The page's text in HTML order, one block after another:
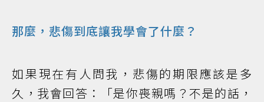
那麼，悲傷到底讓我學會了什麼？
如果現在有人問我，悲傷的期限應該是多
久，我會回答：「是你喪親嗎？不是的話，